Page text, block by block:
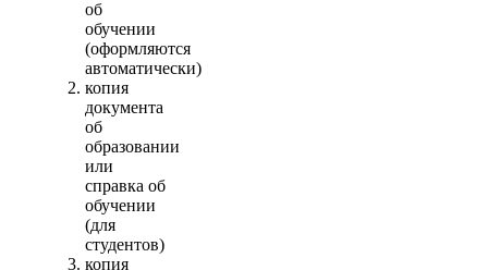
об
обучении
(оформляются
автоматически)
копия
документа
об
образовании
или
справка об
обучении
(для
студентов)
копия